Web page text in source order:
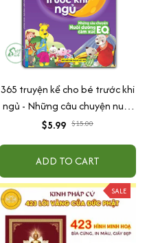
365 truyện kể cho bé trước khi
ngủ - Những câu chuyện nuôi
dưỡng cảm xúc EQ (2-12 tuổi)
$5.99 $15.00
ADD TO CART
SALE